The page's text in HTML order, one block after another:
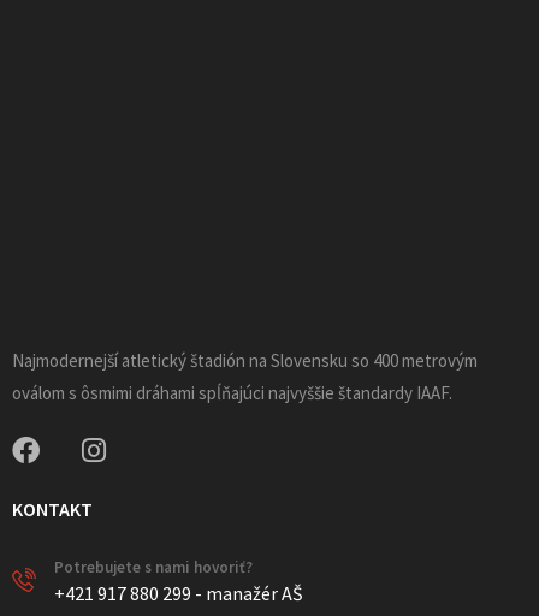
Najmodernejší atletický štadión na Slovensku so 400 metrovým
oválom s ôsmimi dráhami spĺňajúci najvyššie štandardy IAAF.
KONTAKT
Potrebujete s nami hovoriť?
+421 917 880 299 - manažér AŠ